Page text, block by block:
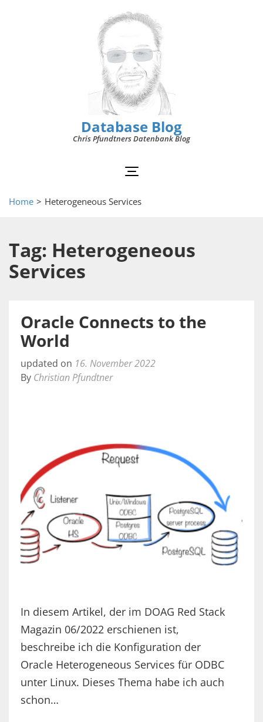
Database Blog
Chris Pfundtners Datenbank Blog
Home > Heterogeneous Services
Tag: Heterogeneous
Services
Oracle Connects to the
World
updated on 16. November 2022
By Christian Pfundtner
In diesem Artikel, der im DOAG Red Stack
Magazin 06/2022 erschienen ist,
beschreibe ich die Konfiguration der
Oracle Heterogeneous Services für ODBC
unter Linux. Dieses Thema habe ich auch
schon…